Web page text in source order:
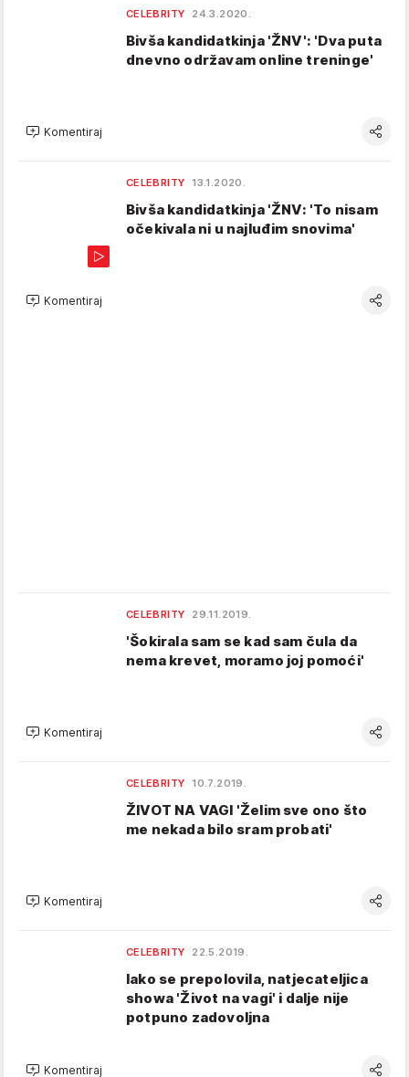
CELEBRITY 24.3.2020.
Bivša kandidatkinja 'ŽNV': 'Dva puta
dnevno održavam online treninge'
Komentiraj
CELEBRITY 13.1.2020.
Bivša kandidatkinja 'ŽNV: 'To nisam
očekivala ni u najluđim snovima'
Komentiraj
CELEBRITY 29.11.2019.
'Šokirala sam se kad sam čula da
nema krevet, moramo joj pomoći'
Komentiraj
CELEBRITY 10.7.2019.
ŽIVOT NA VAGI 'Želim sve ono što
me nekada bilo sram probati'
Komentiraj
CELEBRITY 22.5.2019.
Iako se prepolovila, natjecateljica
showa 'Život na vagi' i dalje nije
potpuno zadovoljna
Komentiraj